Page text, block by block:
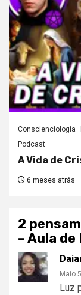
Conscienciologia
Podcast
A Vida de
6 meses atrás
2
– Aula
Maio
Luz